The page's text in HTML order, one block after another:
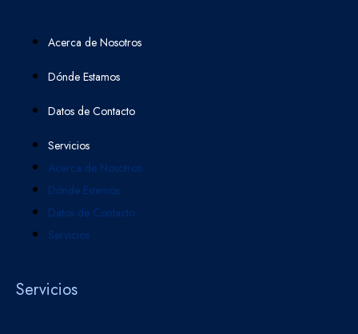
Acerca de Nosotros
Dónde Estamos
Datos de Contacto
Servicios
Acerca de Nosotros
Dónde Estamos
Datos de Contacto
Servicios
Servicios